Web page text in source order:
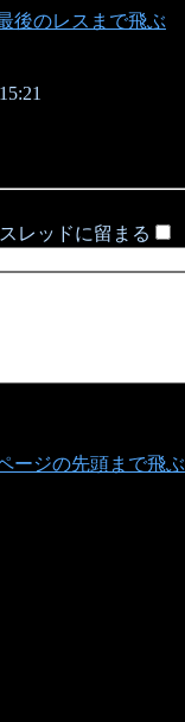
後のレスまで飛ぶ
レッドに留まる
ージの先頭まで飛ぶ